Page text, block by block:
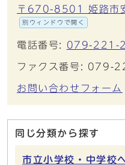
〒670-8501 姫路市
別ウィンドウで開く
電話番号: 079-221-
ファクス番号: 079-
お問い合わせフォーム
同じ分類から探す
市立小学校・中学校